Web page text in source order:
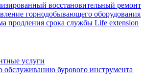
восстановительный ремонт
горнодобывающего оборудования
продления срока службы Life extension
услуги
обслуживанию бурового инструмента